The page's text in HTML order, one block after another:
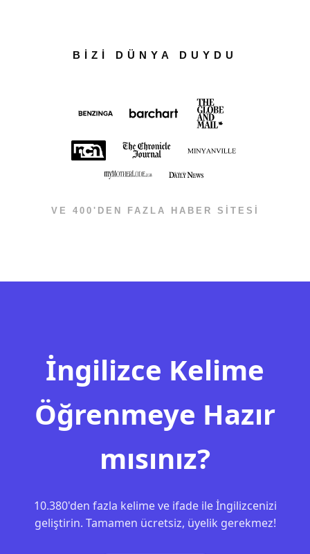
BİZİ DÜNYA DUYDU
VE 400'DEN FAZLA HABER SİTESİ
İngilizce Kelime
Öğrenmeye Hazır
mısınız?
10.380'den fazla kelime ve ifade ile İngilizcenizi
geliştirin. Tamamen ücretsiz, üyelik gerekmez!